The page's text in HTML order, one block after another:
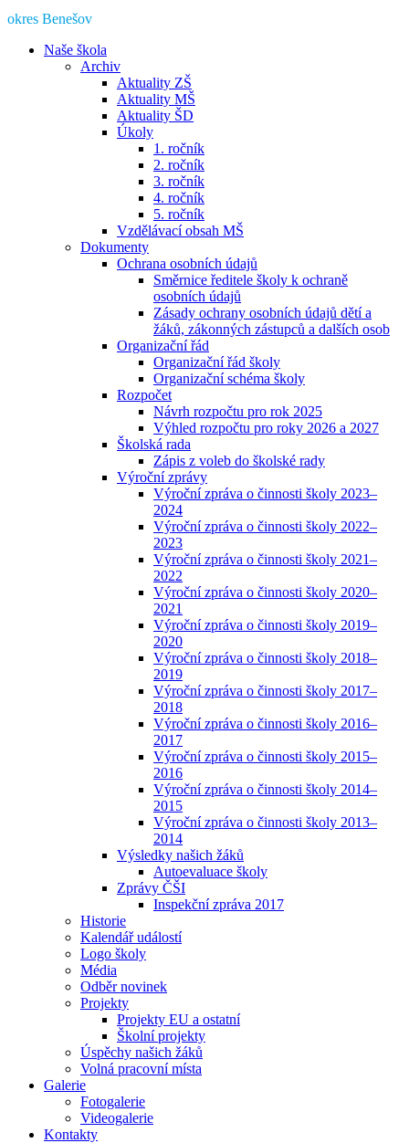
okres Benešov
Naše škola
Archiv
Aktuality ZŠ
Aktuality MŠ
Aktuality ŠD
Úkoly
1. ročník
2. ročník
3. ročník
4. ročník
5. ročník
Vzdělávací obsah MŠ
Dokumenty
Ochrana osobních údajů
Směrnice ředitele školy k ochraně
osobních údajů
Zásady ochrany osobních údajů dětí a
žáků, zákonných zástupců a dalších osob
Organizační řád
Organizační řád školy
Organizační schéma školy
Rozpočet
Návrh rozpočtu pro rok 2025
Výhled rozpočtu pro roky 2026 a 2027
Školská rada
Zápis z voleb do školské rady
Výroční zprávy
Výroční zpráva o činnosti školy 2023–
2024
Výroční zpráva o činnosti školy 2022–
2023
Výroční zpráva o činnosti školy 2021–
2022
Výroční zpráva o činnosti školy 2020–
2021
Výroční zpráva o činnosti školy 2019–
2020
Výroční zpráva o činnosti školy 2018–
2019
Výroční zpráva o činnosti školy 2017–
2018
Výroční zpráva o činnosti školy 2016–
2017
Výroční zpráva o činnosti školy 2015–
2016
Výroční zpráva o činnosti školy 2014–
2015
Výroční zpráva o činnosti školy 2013–
2014
Výsledky našich žáků
Autoevaluace školy
Zprávy ČŠI
Inspekční zpráva 2017
Historie
Kalendář událostí
Logo školy
Média
Odběr novinek
Projekty
Projekty EU a ostatní
Školní projekty
Úspěchy našich žáků
Volná pracovní místa
Galerie
Fotogalerie
Videogalerie
Kontakty